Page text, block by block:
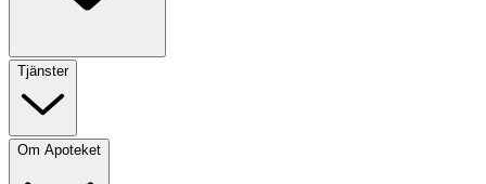
Tjänster
Om Apoteket